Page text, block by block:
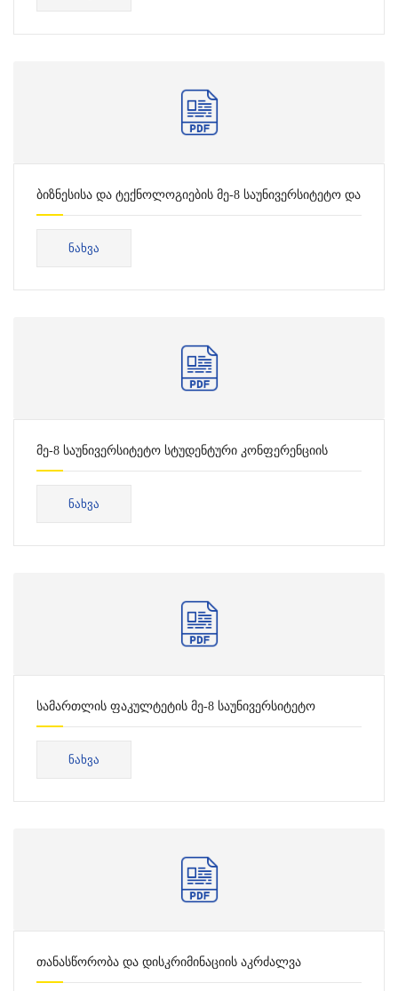
ბიზნესისა და ტექნოლოგიების მე-8 საუნივერსიტეტო და
საფაკულტეტო კონფერენცია 2026
ᲜᲐᲮᲕᲐ
მე-8 საუნივერსიტეტო სტუდენტური კონფერენციის
პროგრამა სოციალურ მეცნიერებათაფაკულტეტი,
თეოლოგიის ფაკულტეტი- 2026 წელი (1)
ᲜᲐᲮᲕᲐ
სამართლის ფაკულტეტის მე-8 საუნივერსიტეტო
კონფერენციის დღის წესრიგი
ᲜᲐᲮᲕᲐ
თანასწორობა და დისკრიმინაციის აკრძალვა